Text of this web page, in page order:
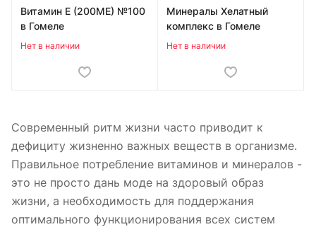
Витамин Е (200МЕ) №100
в Гомеле
Нет в наличии
Минералы Хелатный
комплекс в Гомеле
Нет в наличии
Современный ритм жизни часто приводит к
дефициту жизненно важных веществ в организме.
Правильное потребление витаминов и минералов -
это не просто дань моде на здоровый образ
жизни, а необходимость для поддержания
оптимального функционирования всех систем